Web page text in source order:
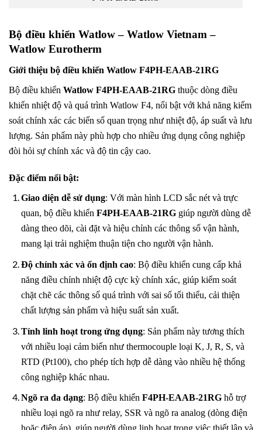
Bộ điều khiển Watlow– Watlow Vietnam –
Watlow Eurotherm
Giới thiệu bộ điều khiển Watlow F4PH-EAAB-21RG
Bộ điều khiển Watlow F4PH-EAAB-21RG thuộc dòng điều
khiển nhiệt độ và quá trình Watlow F4, nổi bật với khả năng kiểm
soát chính xác các biến số quan trọng như nhiệt độ, áp suất và lưu
lượng. Sản phẩm này phù hợp cho nhiều ứng dụng công nghiệp
đòi hỏi sự chính xác và độ tin cậy cao.
Đặc điểm nổi bật:
Giao diện dễ sử dụng: Với màn hình LCD sắc nét và trực
quan, bộ điều khiển F4PH-EAAB-21RGgiúp người dùng dễ
dàng theo dõi, cài đặt và hiệu chỉnh các thông số vận hành,
mang lại trải nghiệm thuận tiện cho người vận hành.
Độ chính xác và ổn định cao: Bộ điều khiển cung cấp khả
năng điều chỉnh nhiệt độ cực kỳ chính xác, giúp kiểm soát
chặt chẽ các thông số quá trình với sai số tối thiểu, cải thiện
chất lượng sản phẩm và hiệu suất sản xuất.
Tính linh hoạt trong ứng dụng: Sản phẩm này tương thích
với nhiều loại cảm biến như thermocouple loại K, J, R, S, và
RTD (Pt100), cho phép tích hợp dễ dàng vào nhiều hệ thống
công nghiệp khác nhau.
Ngõ ra đa dạng: Bộ điều khiển F4PH-EAAB-21RGhỗ trợ
nhiều loại ngõ ra như relay, SSR và ngõ ra analog (dòng điện